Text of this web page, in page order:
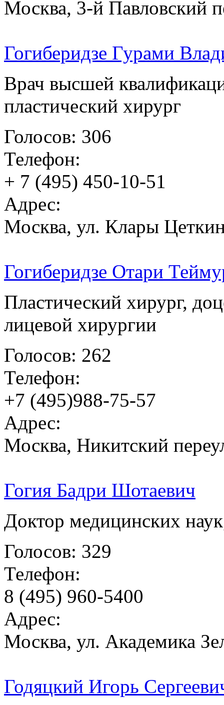
Москва, 3-й Павловский
Гогиберидзе Гурами
Врач высшей
пластический хирург
Голосов: 306
Телефон:
+ 7 (495) 450-10-51
Адрес:
Москва, ул. Клары
Гогиберидзе Отари
Пластический хирург,
лицевой хирургии
Голосов: 262
Телефон:
+7 (495)988-75-57
Адрес:
Москва, Никитский
Гогия Бадри Шотаевич
Доктор медицинских
Голосов: 329
Телефон:
8 (495) 960-5400
Адрес:
Москва, ул. Академика
Годяцкий Игорь